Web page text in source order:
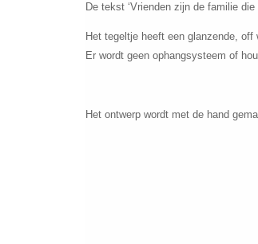
De tekst ‘Vrienden zijn de familie
Het tegeltje heeft een glanzende,
Er wordt geen ophangsysteem of
Het ontwerp wordt met de hand